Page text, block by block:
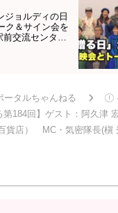
ジョルディの日
ク＆サイン会を
交流センター
ータルちゃんねる
184回】ゲスト：阿久津
貨店） MC・気密隊長(槇